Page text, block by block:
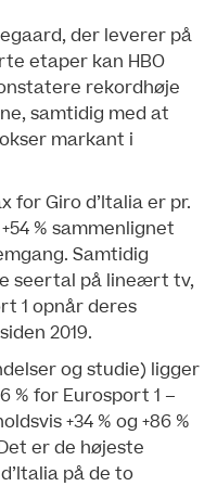
der leverer på
etaper kan HBO
rekordhøje
samtidig med at
markant i
for Giro d’Italia er pr.
% sammenlignet
Samtidig
seertal på lineært tv,
1 opnår deres
2019.
og studie) ligger
% for Eurosport 1 –
+34 % og +86 %
er de højeste
på de to